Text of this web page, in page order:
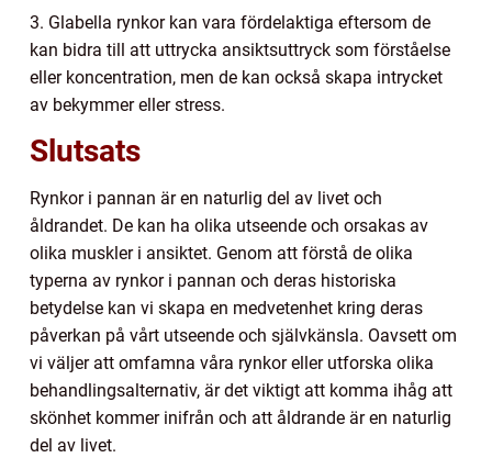
3. Glabella rynkor kan vara fördelaktiga eftersom de
kan bidra till att uttrycka ansiktsuttryck som förståelse
eller koncentration, men de kan också skapa intrycket
av bekymmer eller stress.
Slutsats
Rynkor i pannan är en naturlig del av livet och
åldrandet. De kan ha olika utseende och orsakas av
olika muskler i ansiktet. Genom att förstå de olika
typerna av rynkor i pannan och deras historiska
betydelse kan vi skapa en medvetenhet kring deras
påverkan på vårt utseende och självkänsla. Oavsett om
vi väljer att omfamna våra rynkor eller utforska olika
behandlingsalternativ, är det viktigt att komma ihåg att
skönhet kommer inifrån och att åldrande är en naturlig
del av livet.